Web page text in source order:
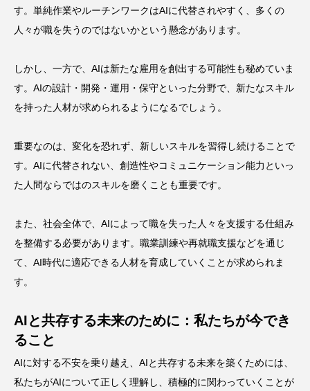
す。単純作業やルーチンワークはAIに代替されやすく、多くの
人々が職を失うのではないかという懸念があります。
しかし、一方で、AIは新たな雇用を創出する可能性も秘めていま
す。AIの設計・開発・運用・保守といった分野で、新たなスキル
を持った人材が求められるようになるでしょう。
重要なのは、変化を恐れず、新しいスキルを習得し続けることで
す。AIに代替されない、創造性やコミュニケーション能力といっ
た人間ならではのスキルを磨くことも重要です。
また、社会全体で、AIによって職を失った人々を支援する仕組み
を整備する必要があります。職業訓練や再就職支援などを通じ
て、AI時代に適応できる人材を育成していくことが求められま
す。
AIと共存する未来のために：私たちが今でき
ること
AIに対する不安を乗り越え、AIと共存する未来を築くためには、
私たちがAIについて正しく理解し、積極的に関わっていくことが